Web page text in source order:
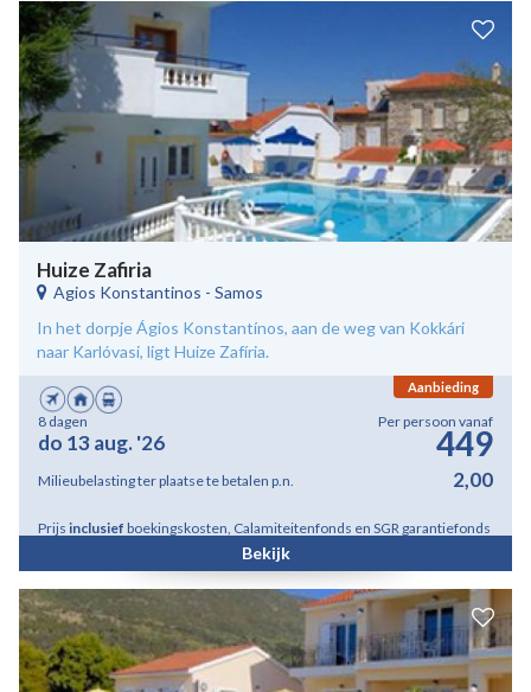
Huize Zafiria
Agios Konstantinos - Samos
In het dorpje Ágios Konstantínos, aan de weg van Kokkári
naar Karlóvasi, ligt Huize Zafíria.
Aanbieding
8 dagen
do 13 aug. '26
Per persoon vanaf
449
Milieubelasting ter plaatse te betalen p.n. 2,00
Prijs inclusief boekingskosten, Calamiteitenfonds en SGR garantiefonds
Bekijk